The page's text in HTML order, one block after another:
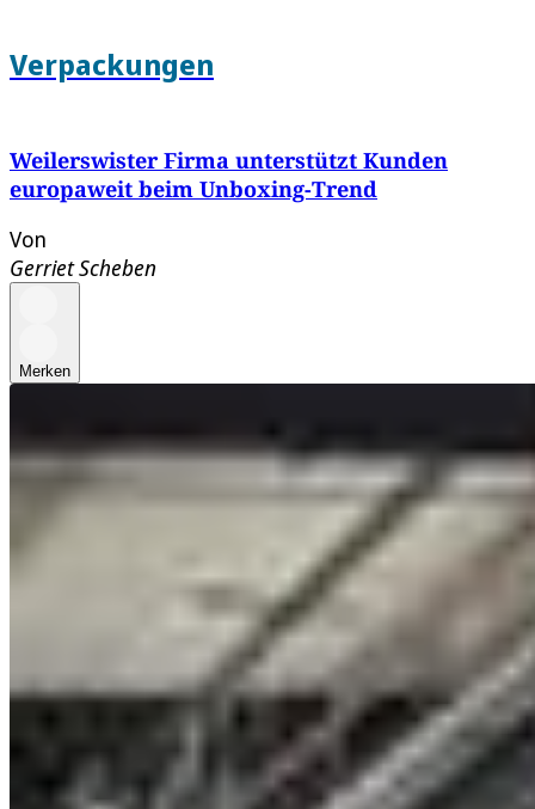
Verpackungen
Weilerswister Firma unterstützt Kunden
europaweit beim Unboxing-Trend
Von
Gerriet Scheben
Merken